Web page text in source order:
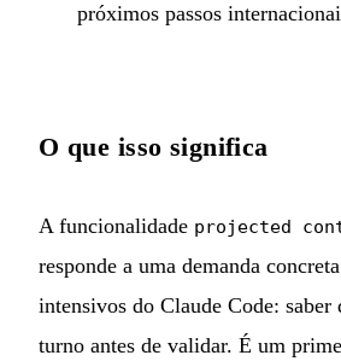
próximos passos
O que isso significa
A funcionalidade projected
responde a uma demanda
intensivos do Claude Code: saber
turno antes de validar. É um